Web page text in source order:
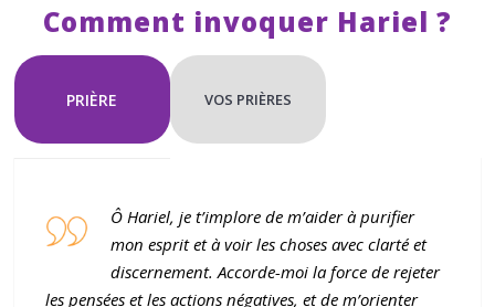
v
Comment invoquer Hariel ?
PRIÈRE VOS PRIÈRES
Ô Hariel, je t’implore de m’aider à purifier
mon esprit et à voir les choses avec clarté et
discernement. Accorde-moi la force de rejeter
les pensées et les actions négatives, et de m’orienter